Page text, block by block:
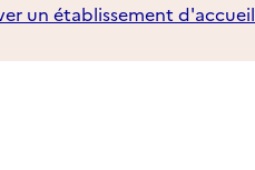
un établissement d'accueil